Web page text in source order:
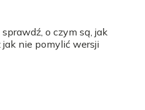
o czym są, jak
nie pomylić wersji